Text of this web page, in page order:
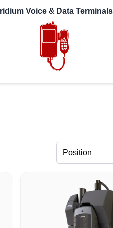
Iridium Voice & Data Terminals